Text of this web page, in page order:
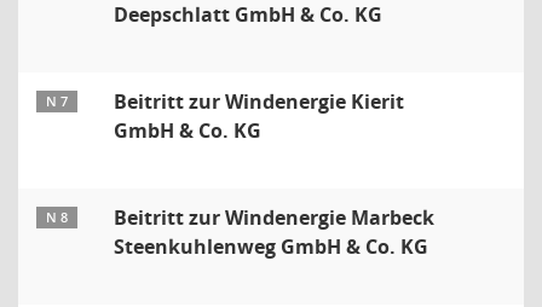
Deepschlatt GmbH & Co. KG
N 7
Beitritt zur Windenergie Kierit
GmbH & Co. KG
N 8
Beitritt zur Windenergie Marbeck
Steenkuhlenweg GmbH & Co. KG